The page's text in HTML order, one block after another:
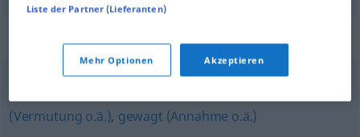
Synonyme für "forsch"
(Vermutung o.ä.), gewagt (Annahme o.ä.)
Liste der Partner (Lieferanten)
Mehr Optionen Akzeptieren